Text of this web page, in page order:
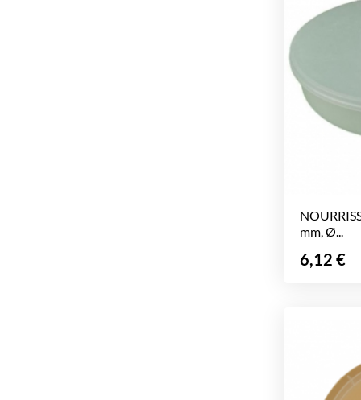
mm, Ø...
Prix
6,12 €